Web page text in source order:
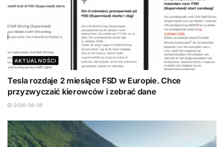
AKTUALNOŚCI
Tesla rozdaje 2 miesiące FSD w Europie. Chce
przyzwyczaić kierowców i zebrać dane
2026-08-06